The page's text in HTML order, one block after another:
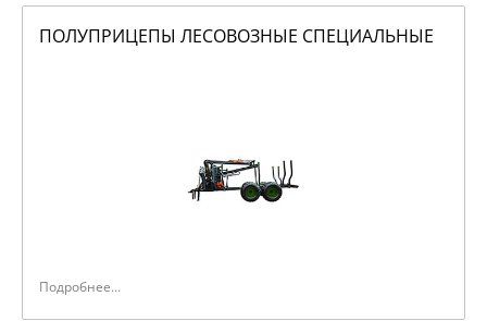
ПОЛУПРИЦЕПЫ ЛЕСОВОЗНЫЕ СПЕЦИАЛЬНЫЕ
Подробнее...